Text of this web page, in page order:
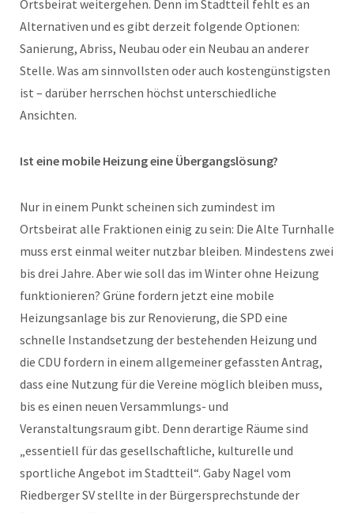
Ortsbeirat weitergehen. Denn im Stadtteil fehlt es an
Alternativen und es gibt derzeit folgende Optionen:
Sanierung, Abriss, Neubau oder ein Neubau an anderer
Stelle. Was am sinnvollsten oder auch kostengünstigsten
ist – darüber herrschen höchst unterschiedliche
Ansichten.
Ist eine mobile Heizung eine Übergangslösung?
Nur in einem Punkt scheinen sich zumindest im
Ortsbeirat alle Fraktionen einig zu sein: Die Alte Turnhalle
muss erst einmal weiter nutzbar bleiben. Mindestens zwei
bis drei Jahre. Aber wie soll das im Winter ohne Heizung
funktionieren? Grüne fordern jetzt eine mobile
Heizungsanlage bis zur Renovierung, die SPD eine
schnelle Instandsetzung der bestehenden Heizung und
die CDU fordern in einem allgemeiner gefassten Antrag,
dass eine Nutzung für die Vereine möglich bleiben muss,
bis es einen neuen Versammlungs- und
Veranstaltungsraum gibt. Denn derartige Räume sind
„essentiell für das gesellschaftliche, kulturelle und
sportliche Angebot im Stadtteil“. Gaby Nagel vom
Riedberger SV stellte in der Bürgersprechstunde der